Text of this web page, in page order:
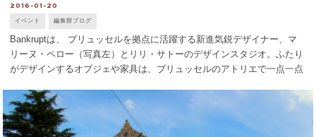
2016-01-20
イベント 編集部ブログ
Bankruptは、 ブリュッセルを拠点に活躍する新進気鋭デザイナー、マ
リーヌ・ペロー（写真左）とリリ・サトーのデザインスタジオ。ふたり
がデザインするオブジェや家具は、ブリュッセルのアトリエで一点一点
示会が [...]